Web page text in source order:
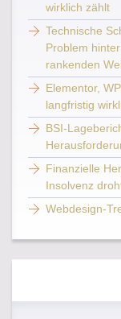
wirklich zählt
Technische
Problem
rankenden
Elementor,
langfristig
BSI-
Finanzielle
Insolvenz
Webdesign-